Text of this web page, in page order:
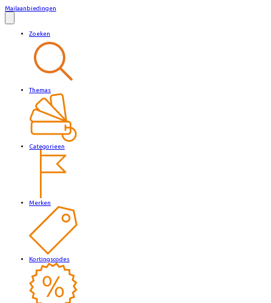
Mailaanbiedingen
Zoeken
Themas
Categorieen
Merken
Kortingscodes